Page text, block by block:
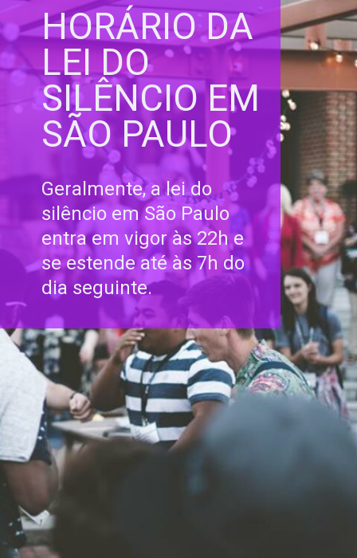
HORÁRIO DA
LEI DO
SILÊNCIO EM
SÃO PAULO
Geralmente, a lei do
silêncio em São Paulo
entra em vigor às 22h e
se estende até às 7h do
dia seguinte.